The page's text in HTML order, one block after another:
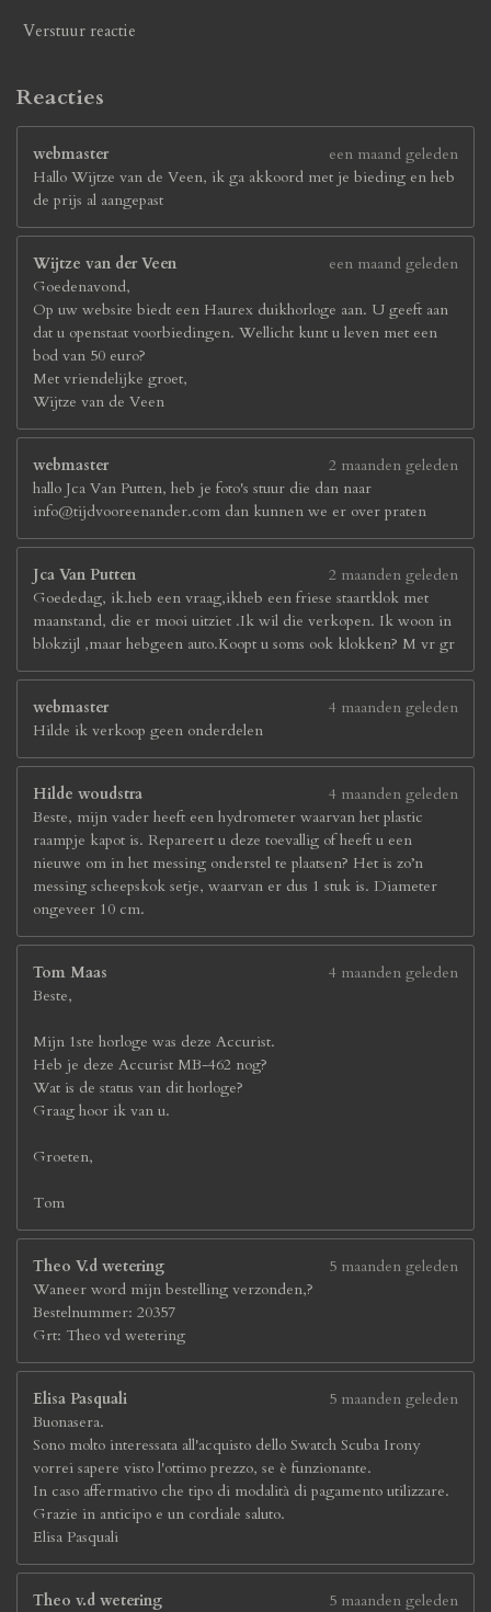
Verstuur reactie
Reacties
webmaster
een maand geleden
Hallo Wijtze van de Veen, ik ga akkoord met je bieding en heb
de prijs al aangepast
Wijtze van der Veen
een maand geleden
Goedenavond,
Op uw website biedt een Haurex duikhorloge aan. U geeft aan
dat u openstaat voorbiedingen. Wellicht kunt u leven met een
bod van 50 euro?
Met vriendelijke groet,
Wijtze van de Veen
webmaster
2 maanden geleden
hallo Jca Van Putten, heb je foto's stuur die dan naar
info@tijdvooreenander.com dan kunnen we er over praten
Jca Van Putten
2 maanden geleden
Goededag, ik.heb een vraag,ikheb een friese staartklok met
maanstand, die er mooi uitziet .Ik wil die verkopen. Ik woon in
blokzijl ,maar hebgeen auto.Koopt u soms ook klokken? M vr gr
webmaster
4 maanden geleden
Hilde ik verkoop geen onderdelen
Hilde woudstra
4 maanden geleden
Beste, mijn vader heeft een hydrometer waarvan het plastic
raampje kapot is. Repareert u deze toevallig of heeft u een
nieuwe om in het messing onderstel te plaatsen? Het is zo’n
messing scheepskok setje, waarvan er dus 1 stuk is. Diameter
ongeveer 10 cm.
Tom Maas
4 maanden geleden
Beste,
Mijn 1ste horloge was deze Accurist.
Heb je deze Accurist MB-462 nog?
Wat is de status van dit horloge?
Graag hoor ik van u.
Groeten,
Tom
Theo V.d wetering
5 maanden geleden
Waneer word mijn bestelling verzonden,?
Bestelnummer: 20357
Grt: Theo vd wetering
Elisa Pasquali
5 maanden geleden
Buonasera.
Sono molto interessata all'acquisto dello Swatch Scuba Irony
vorrei sapere visto l'ottimo prezzo, se è funzionante.
In caso affermativo che tipo di modalità di pagamento utilizzare.
Grazie in anticipo e un cordiale saluto.
Elisa Pasquali
Theo v.d wetering
5 maanden geleden